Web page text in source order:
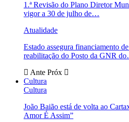
1.ª Revisão do Plano Diretor
vigor a 30 de julho de…
Atualidade
Estado assegura financiamento
reabilitação do Posto da GNR
Ante Próx
Cultura
Cultura
João Baião está de volta ao
Amor É Assim”